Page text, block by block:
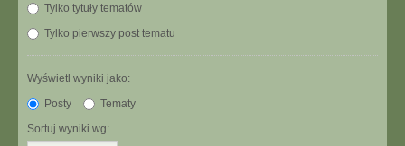
Tylko tytuły tematów
Tylko pierwszy post tematu
Wyświetl wyniki jako:
Posty
Tematy
Sortuj wyniki wg: